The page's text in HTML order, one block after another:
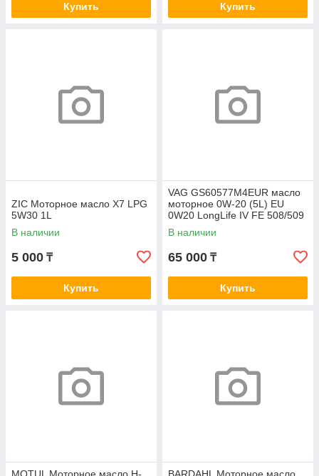
Купить Купить
ZIC Моторное масло X7 LPG
5W30 1L
В наличии
5 000 ₸
Купить
VAG GS60577M4EUR масло
моторное 0W-20 (5L) EU
0W20 LongLife IV FE 508/509
В наличии
65 000 ₸
Купить